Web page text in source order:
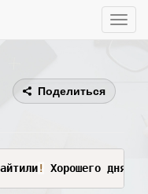
Toggle
Поделиться
! Хорошего дня